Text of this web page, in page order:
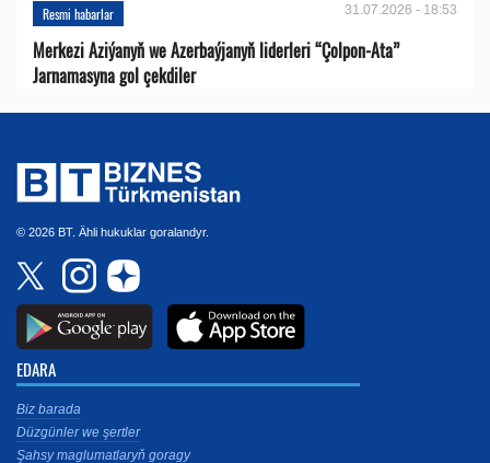
Resmi habarlar 31.07.2026 - 18:53
Merkezi Aziýanyň we Azerbaýjanyň liderleri “Çolpon-Ata”
Jarnamasyna gol çekdiler
© 2026 BT. Ähli hukuklar goralandyr.
EDARA
Biz barada
Düzgünler we şertler
Şahsy maglumatlaryň goragy